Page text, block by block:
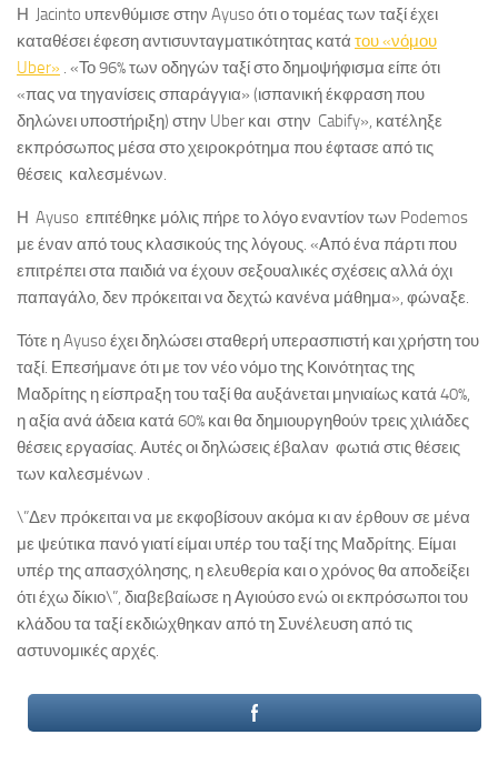
Η Jacinto υπενθύμισε στην Ayuso ότι ο τομέας των ταξί έχει
καταθέσει έφεση αντισυνταγματικότητας κατά του «νόμου
Uber» . «Το 96% των οδηγών ταξί στο δημοψήφισμα είπε ότι
«πας να τηγανίσεις σπαράγγια» (ισπανική έκφραση που
δηλώνει υποστήριξη) στην Uber και στην Cabify», κατέληξε
εκπρόσωπος μέσα στο χειροκρότημα που έφτασε από τις
θέσεις καλεσμένων.
Η Ayuso επιτέθηκε μόλις πήρε το λόγο εναντίον των Podemos
με έναν από τους κλασικούς της λόγους. «Από ένα πάρτι που
επιτρέπει στα παιδιά να έχουν σεξουαλικές σχέσεις αλλά όχι
παπαγάλο, δεν πρόκειται να δεχτώ κανένα μάθημα», φώναξε.
Τότε η Ayuso έχει δηλώσει σταθερή υπερασπιστή και χρήστη του
ταξί. Επεσήμανε ότι με τον νέο νόμο της Κοινότητας της
Μαδρίτης η είσπραξη του ταξί θα αυξάνεται μηνιαίως κατά 40%,
η αξία ανά άδεια κατά 60% και θα δημιουργηθούν τρεις χιλιάδες
θέσεις εργασίας. Αυτές οι δηλώσεις έβαλαν φωτιά στις θέσεις
των καλεσμένων .
\”Δεν πρόκειται να με εκφοβίσουν ακόμα κι αν έρθουν σε μένα
με ψεύτικα πανό γιατί είμαι υπέρ του ταξί της Μαδρίτης. Είμαι
υπέρ της απασχόλησης, η ελευθερία και ο χρόνος θα αποδείξει
ότι έχω δίκιο\”, διαβεβαίωσε η Αγιούσο ενώ οι εκπρόσωποι του
κλάδου τα ταξί εκδιώχθηκαν από τη Συνέλευση από τις
αστυνομικές αρχές.